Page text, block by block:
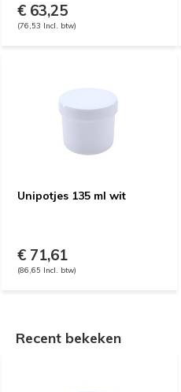
€ 63,25
(76,53 Incl. btw)
Unipotjes 135 ml wit
€ 71,61
(86,65 Incl. btw)
Recent bekeken